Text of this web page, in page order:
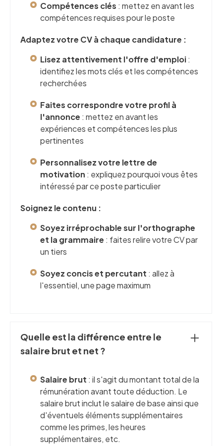
Compétences clés : mettez en avant les
compétences requises pour le poste
Adaptez votre CV à chaque candidature :
Lisez attentivement l'offre d'emploi:
identifiez les mots clés et les compétences
recherchées
Faites correspondre votre profil à
l'annonce : mettez en avant les
expériences et compétences les plus
pertinentes
Personnalisez votre lettre de
motivation : expliquez pourquoi vous êtes
intéressé par ce poste particulier
Soignez le contenu :
Soyez irréprochable sur l'orthographe
et la grammaire : faites relire votre CV par
un tiers
Soyez concis et percutant : allez à
l'essentiel, une page maximum
Quelle est la différence entre le
salaire brut et net ?
Salaire brut : il s'agit du montant total de la
rémunération avant toute déduction. Le
salaire brut inclut le salaire de base ainsi que
d'éventuels éléments supplémentaires
comme les primes, les heures
supplémentaires, etc.